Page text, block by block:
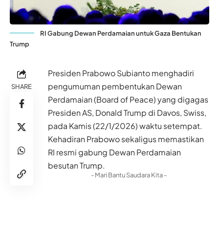
RI Gabung Dewan Perdamaian untuk Gaza Bentukan
Trump
SHARE
Presiden Prabowo Subianto menghadiri
pengumuman pembentukan Dewan
Perdamaian (Board of Peace) yang digagas
Presiden AS, Donald Trump di Davos, Swiss,
pada Kamis (22/1/2026) waktu setempat.
Kehadiran Prabowo sekaligus memastikan
RI resmi gabung Dewan Perdamaian
besutan Trump.
- Mari Bantu Saudara Kita -